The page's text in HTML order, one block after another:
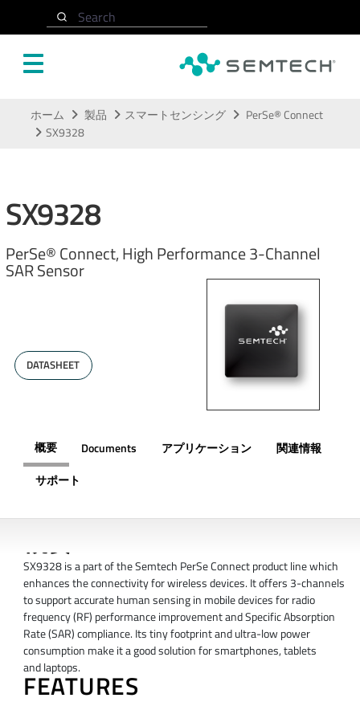
Search
ホーム 製品 スマートセンシング
PerSe® Connect
SX9328
SX9328
PerSe® Connect, High Performance 3-Channel
SAR Sensor
DATASHEET
概要 Documents アプリケーション
関連情報
サポート
SX9328 is a part of the Semtech PerSe Connect product line which
enhances the connectivity for wireless devices. It offers 3-channels
to support accurate human sensing in mobile devices for radio
frequency (RF) performance improvement and Specific Absorption
Rate (SAR) compliance. Its tiny footprint and ultra-low power
consumption make it a good solution for smartphones, tablets
and laptops.
FEATURES